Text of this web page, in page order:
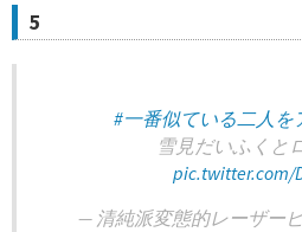
5
#一番似ている二人を
雪見だいふくと
pic.twitter.com/
— 清純派変態的レーザー